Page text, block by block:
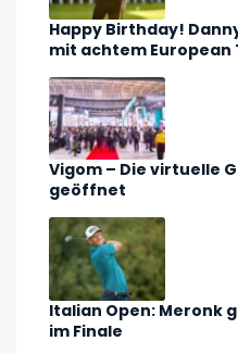
Happy Birthday!
mit achtem
Vigom – Die virtuelle
geöffnet
Italian Open: Meronk
im Finale